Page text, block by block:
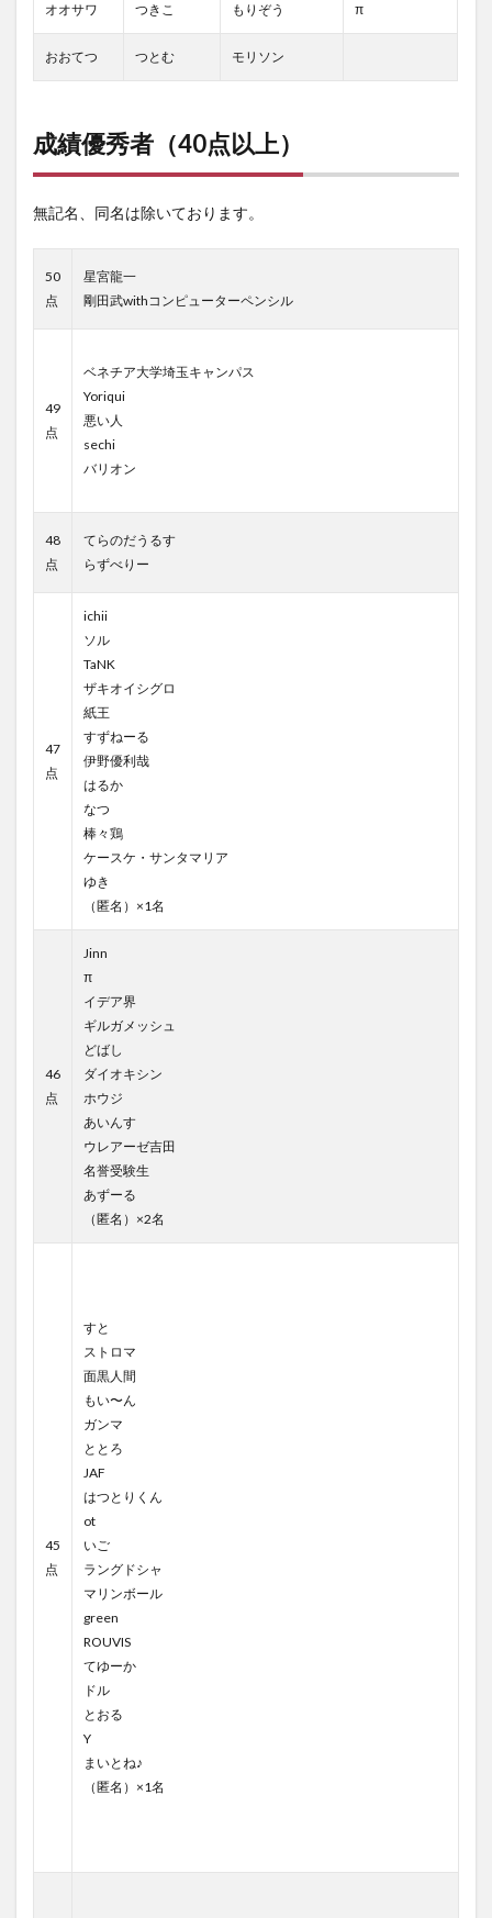
オオサワ つきこ もりぞう π
おおてつ つとむ モリソン
成績優秀者（40点以上）
無記名、同名は除いております。
50
点
星宮龍一
剛田武withコンピューターペンシル
49
点
ベネチア大学埼玉キャンパス
Yoriqui
悪い人
sechi
バリオン
48
点
てらのだうるす
らずべりー
47
点
ichii
ソル
TaNK
ザキオイシグロ
紙王
すずねーる
伊野優利哉
はるか
なつ
棒々鶏
ケースケ・サンタマリア
ゆき
（匿名）×1名
46
点
Jinn
π
イデア界
ギルガメッシュ
どばし
ダイオキシン
ホウジ
あいんす
ウレアーゼ吉田
名誉受験生
あずーる
（匿名）×2名
45
点
すと
ストロマ
面黒人間
もい〜ん
ガンマ
ととろ
JAF
はつとりくん
ot
いご
ラングドシャ
マリンボール
green
ROUVIS
てゆーか
ドル
とおる
Y
まいとね♪
（匿名）×1名